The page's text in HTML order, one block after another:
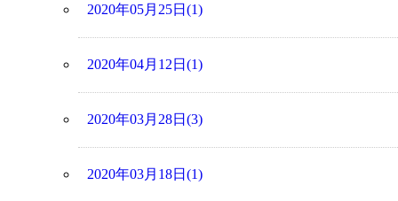
2020年05月25日(1)
2020年04月12日(1)
2020年03月28日(3)
2020年03月18日(1)